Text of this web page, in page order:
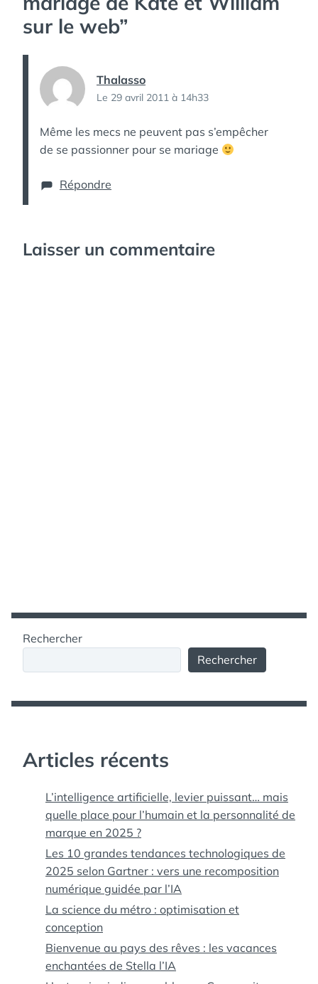
sur le web”
Thalasso
Le 29 avril 2011 à 14h33
Même les mecs ne peuvent pas s’empêcher
de se passionner pour se mariage
Répondre
Laisser un commentaire
Rechercher
Rechercher
Articles récents
L’intelligence artificielle, levier puissant… mais
quelle place pour l’humain et la personnalité de
marque en 2025 ?
Les 10 grandes tendances technologiques de
2025 selon Gartner : vers une recomposition
numérique guidée par l’IA
La science du métro : optimisation et
conception
Bienvenue au pays des rêves : les vacances
enchantées de Stella l’IA